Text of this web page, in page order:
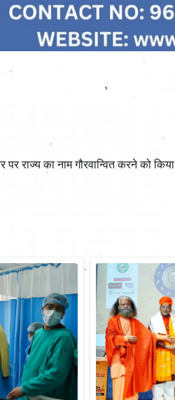
पर राज्य का नाम गौरवान्वित करने को किया